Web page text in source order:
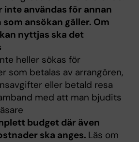
inte användas för annan
som ansökan gäller. Om
nyttjas ska det
heller sökas för
som betalas av arrangören,
eller betald resa
med att man bjudits
budget där även
ska anges. Läs om